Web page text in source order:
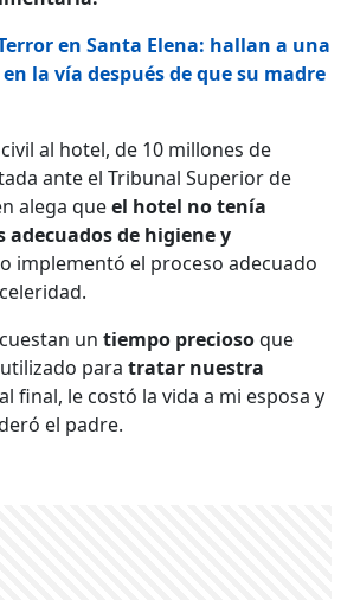
en Santa Elena: hallan a una
la vía después de que su madre
al hotel, de 10 millones de
ante el Tribunal Superior de
alega queel hotel no tenía
adecuados de higiene y
implementó el proceso adecuado
un tiempo preciosoque
para tratar nuestra
final, le costó la vida a mi esposa y
el padre.